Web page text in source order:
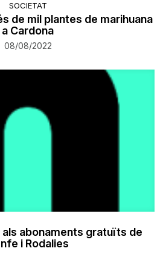
SOCIETAT
de mil plantes de marihuana
a Cardona
08/08/2022
abonaments gratuïts de
i Rodalies